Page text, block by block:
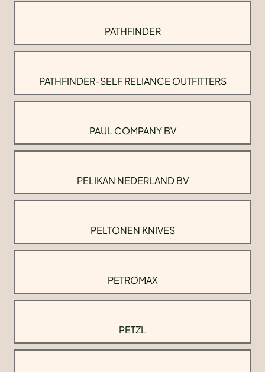
PATHFINDER
PATHFINDER-SELF RELIANCE OUTFITTERS
PAUL COMPANY BV
PELIKAN NEDERLAND BV
PELTONEN KNIVES
PETROMAX
PETZL